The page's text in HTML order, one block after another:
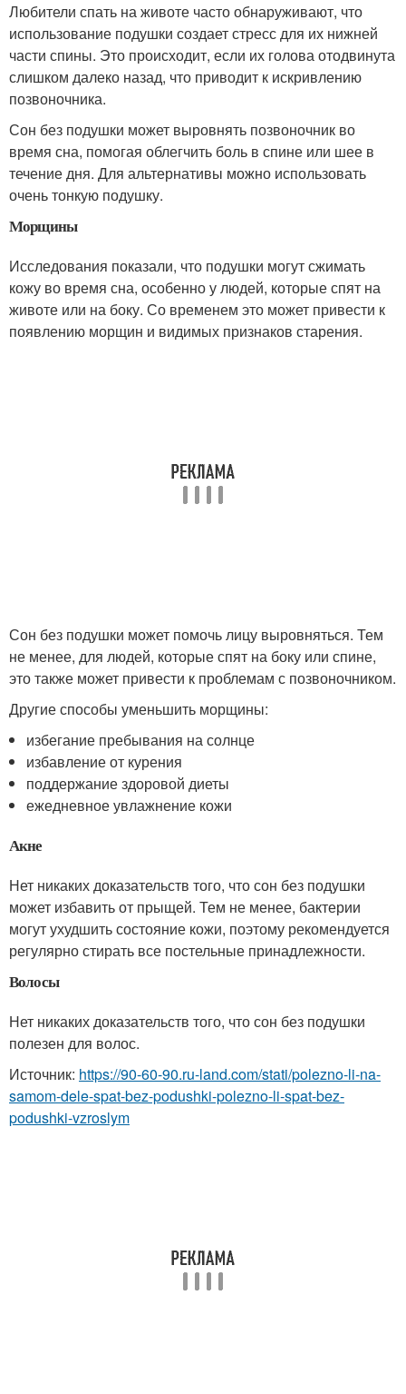
Любители спать на животе часто обнаруживают, что
использование подушки создает стресс для их нижней
части спины. Это происходит, если их голова отодвинута
слишком далеко назад, что приводит к искривлению
позвоночника.
Сон без подушки может выровнять позвоночник во
время сна, помогая облегчить боль в спине или шее в
течение дня. Для альтернативы можно использовать
очень тонкую подушку.
Морщины
Исследования показали, что подушки могут сжимать
кожу во время сна, особенно у людей, которые спят на
животе или на боку. Со временем это может привести к
появлению морщин и видимых признаков старения.
Сон без подушки может помочь лицу выровняться. Тем
не менее, для людей, которые спят на боку или спине,
это также может привести к проблемам с позвоночником.
Другие способы уменьшить морщины:
избегание пребывания на солнце
избавление от курения
поддержание здоровой диеты
ежедневное увлажнение кожи
Акне
Нет никаких доказательств того, что сон без подушки
может избавить от прыщей. Тем не менее, бактерии
могут ухудшить состояние кожи, поэтому рекомендуется
регулярно стирать все постельные принадлежности.
Волосы
Нет никаких доказательств того, что сон без подушки
полезен для волос.
Источник: https://90-60-90.ru-land.com/stati/polezno-li-na-
samom-dele-spat-bez-podushki-polezno-li-spat-bez-
podushki-vzroslym